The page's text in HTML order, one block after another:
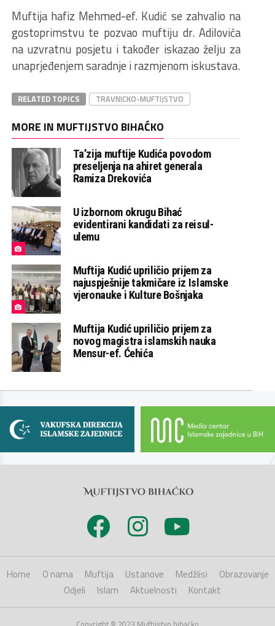
Muftija hafiz Mehmed-ef. Kudić se zahvalio na
gostoprimstvu te pozvao muftiju dr. Adilovića
na uzvratnu posjetu i također iskazao želju za
unaprjeđenjem saradnje i razmjenom iskustava.
RELATED TOPICS TRAVNICKO-MUFTIJSTVO
MORE IN MUFTIJSTVO BIHAĆKO
Ta’zija muftije Kudića povodom
preseljenja na ahiret generala
Ramiza Drekovića
U izbornom okrugu Bihać
evidentirani kandidati za reisul-
ulemu
Muftija Kudić upriličio prijem za
najuspješnije takmičare iz Islamske
vjeronauke i Kulture Bošnjaka
Muftija Kudić upriličio prijem za
novog magistra islamskih nauka
Mensur-ef. Ćehića
Home O nama Muftija Ustanove Medžlisi
Obrazovanje
Odjeli
Islam Aktuelnosti Kontakt